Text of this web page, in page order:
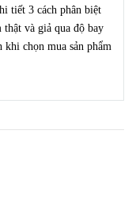
tiết 3 cách phân biệt
thật và giả qua độ bay
chọn mua sản phẩm